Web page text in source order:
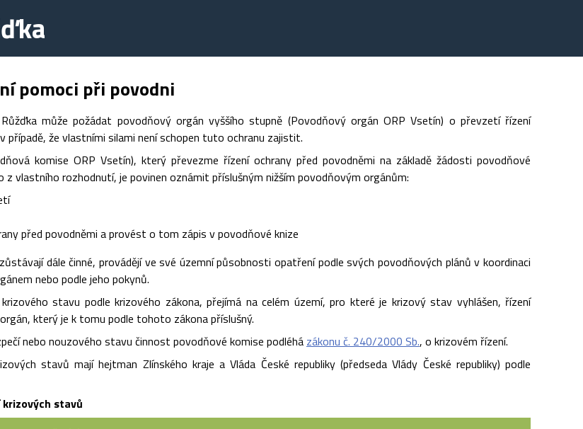
pomoci při povodni
může požádat povodňový orgán vyššího stupně (Povodňový orgán ORP Vsetín) o převzetí řízení
případě, že vlastními silami není schopen tuto ochranu zajistit.
komise ORP Vsetín), který převezme řízení ochrany před povodněmi na základě žádosti povodňové
z vlastního rozhodnutí, je povinen oznámit příslušným nižším povodňovým orgánům:
před povodněmi a provést o tom zápis v povodňové knize
dále činné, provádějí ve své územní působnosti opatření podle svých povodňových plánů v koordinaci
nebo podle jeho pokynů.
stavu podle krizového zákona, přejímá na celém území, pro které je krizový stav vyhlášen, řízení
který je k tomu podle tohoto zákona příslušný.
nebo nouzového stavu činnost povodňové komise podléhá zákonu č. 240/2000 Sb., o krizovém řízení.
stavů mají hejtman Zlínského kraje a Vláda České republiky (předseda Vlády České republiky) podle
stavů